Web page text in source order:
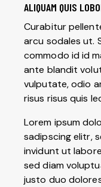
ALIQUAM QUIS
Curabitur
arcu sodales ut.
commodo id id
ante blandit
vulputate, odio
risus risus quis
Lorem ipsum
sadipscing elitr,
invidunt ut
sed diam
justo duo